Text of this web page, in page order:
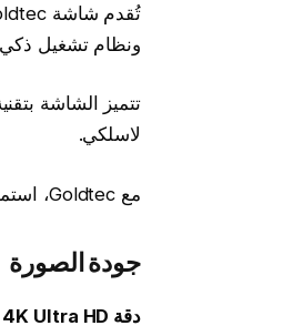
ونظام تشغيل
لاسلكي.
مع Goldtec، استمتع بتجربة ترفيهية متكاملة!
جودة الصورة
دقة 4K Ultra HD